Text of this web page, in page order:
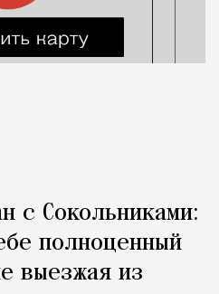
с Сокольниками:
полноценный
выезжая из